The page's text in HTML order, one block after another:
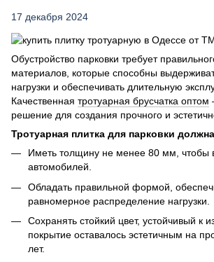
17 декабря 2024
Обустройство парковки требует
материалов, которые способны
нагрузки и обеспечивать длительную
Качественная тротуарная брусчатка оптом
решение для создания прочного и
Тротуарная плитка для парковки
Иметь толщину не менее 80 мм, чтобы
автомобилей.
Обладать правильной формой,
равномерное распределение нагрузки.
Сохранять стойкий цвет, устойчивый к
покрытие оставалось эстетичным на
лет.